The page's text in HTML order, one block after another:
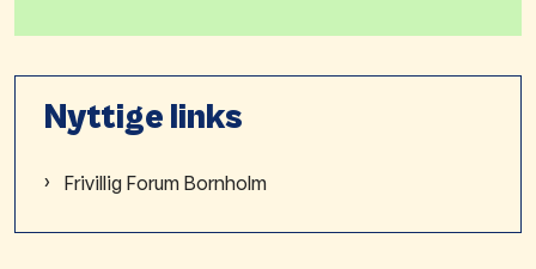
Nyttige links
Frivillig Forum Bornholm